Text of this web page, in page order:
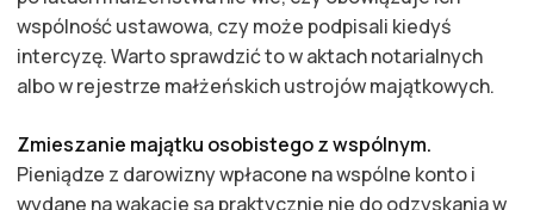
wspólność ustawowa, czy może podpisali kiedyś
intercyzę. Warto sprawdzić to w aktach notarialnych
albo w rejestrze małżeńskich ustrojów majątkowych.
Zmieszanie majątku osobistego z wspólnym.
Pieniądze z darowizny wpłacone na wspólne konto i
wydane na wakacje są praktycznie nie do odzyskania w